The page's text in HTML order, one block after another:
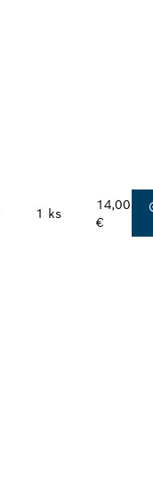
1 ks
14,00
€